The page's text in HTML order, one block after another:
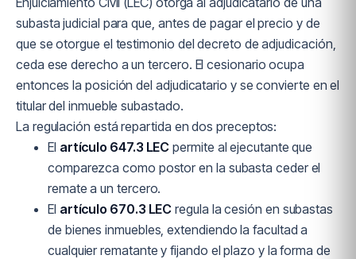
subasta judicial para que, antes de pagar el precio y de
que se otorgue el testimonio del decreto de adjudicación,
ceda ese derecho a un tercero. El cesionario ocupa
entonces la posición del adjudicatario y se convierte en el
titular del inmueble subastado.
La regulación está repartida en dos preceptos:
El artículo 647.3 LEC permite al ejecutante que
comparezca como postor en la subasta ceder el
remate a un tercero.
El artículo 670.3 LEC regula la cesión en subastas
de bienes inmuebles, extendiendo la facultad a
cualquier rematante y fijando el plazo y la forma de